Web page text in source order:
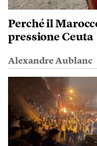
Perché il
pressione Ceuta
Alexandre Aublanc